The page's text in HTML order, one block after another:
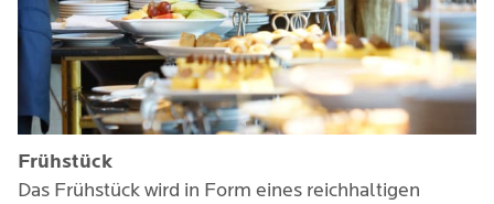
Frühstück
Das Frühstück wird in Form eines reichhaltigen